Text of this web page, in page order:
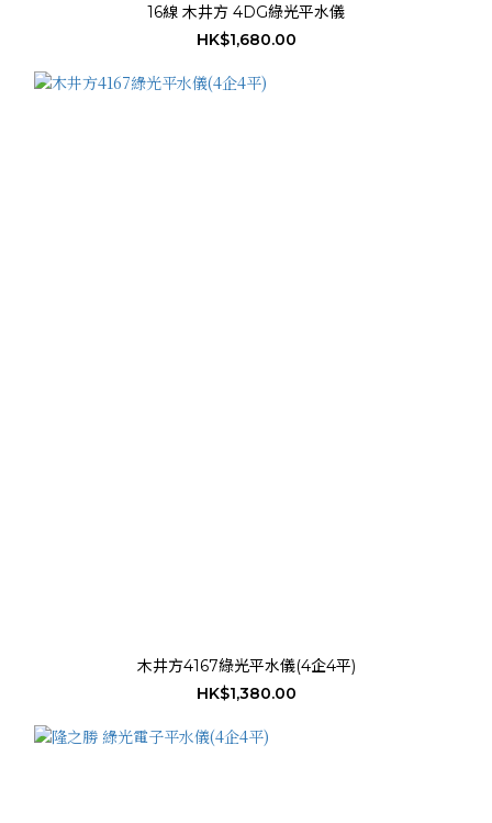
16線 木井方 4DG綠光平水儀
HK$1,680.00
木井方4167綠光平水儀(4企4平)
HK$1,380.00